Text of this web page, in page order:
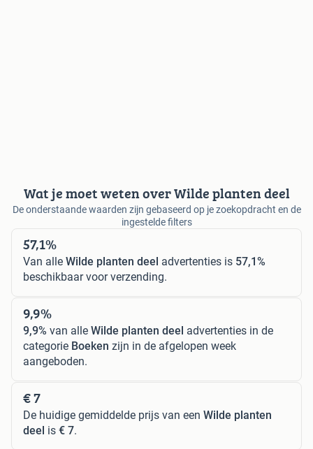
Wat je moet weten over Wilde planten deel
De onderstaande waarden zijn gebaseerd op je zoekopdracht en de
ingestelde filters
57,1%
Van alle Wilde planten deel advertenties is 57,1%
beschikbaar voor verzending.
9,9%
9,9% van alle Wilde planten deel advertenties in de
categorie Boeken zijn in de afgelopen week
aangeboden.
€ 7
De huidige gemiddelde prijs van een Wilde planten
deel is € 7.